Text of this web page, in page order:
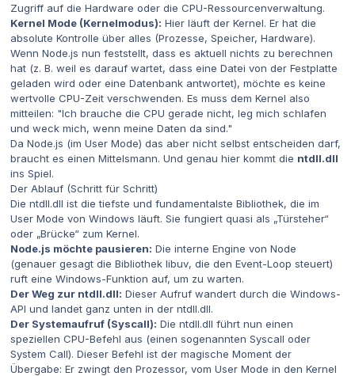
Zugriff auf die Hardware oder die CPU-Ressourcenverwaltung.
Kernel Mode (Kernelmodus): Hier läuft der Kernel. Er hat die
absolute Kontrolle über alles (Prozesse, Speicher, Hardware).
Wenn Node.js nun feststellt, dass es aktuell nichts zu berechnen
hat (z. B. weil es darauf wartet, dass eine Datei von der Festplatte
geladen wird oder eine Datenbank antwortet), möchte es keine
wertvolle CPU-Zeit verschwenden. Es muss dem Kernel also
mitteilen: "Ich brauche die CPU gerade nicht, leg mich schlafen
und weck mich, wenn meine Daten da sind."
Da Node.js (im User Mode) das aber nicht selbst entscheiden darf,
braucht es einen Mittelsmann. Und genau hier kommt die ntdll.dll
ins Spiel.
Der Ablauf (Schritt für Schritt)
Die ntdll.dll ist die tiefste und fundamentalste Bibliothek, die im
User Mode von Windows läuft. Sie fungiert quasi als „Türsteher“
oder „Brücke“ zum Kernel.
Node.js möchte pausieren: Die interne Engine von Node
(genauer gesagt die Bibliothek libuv, die den Event-Loop steuert)
ruft eine Windows-Funktion auf, um zu warten.
Der Weg zur ntdll.dll: Dieser Aufruf wandert durch die Windows-
API und landet ganz unten in der ntdll.dll.
Der Systemaufruf (Syscall): Die ntdll.dll führt nun einen
speziellen CPU-Befehl aus (einen sogenannten Syscall oder
System Call). Dieser Befehl ist der magische Moment der
Übergabe: Er zwingt den Prozessor, vom User Mode in den Kernel